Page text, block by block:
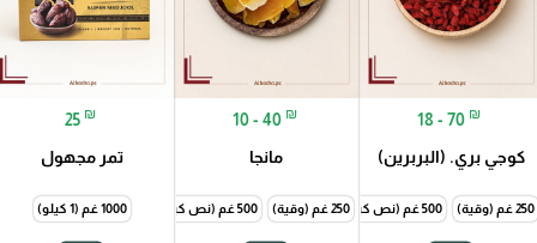
18 - 70 ₪
كوجي بري. (البربرين)
250 غم (وقية) 500 غم (نص كيلو) 1000 غم (1 كيلو)
10 - 40 ₪
مانجا
250 غم (وقية) 500 غم (نص كيلو) 1000 غم (1 كيلو)
25 ₪
تمر مجهول
1000 غم (1 كيلو)